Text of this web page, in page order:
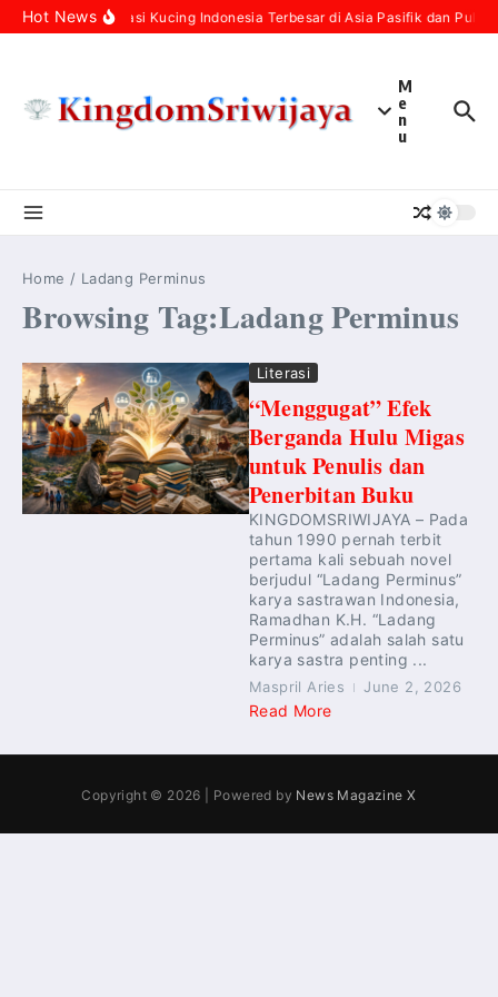
Skip to content
Hot NewsPopulasi Kucing Indonesia Terbesar di Asia Pasifik dan Pulau
M
e
n
u
Home / Ladang Perminus
Browsing Tag:Ladang Perminus
Literasi
“Menggugat” Efek
Berganda Hulu Migas
untuk Penulis dan
Penerbitan Buku
KINGDOMSRIWIJAYA – Pada
tahun 1990 pernah terbit
pertama kali sebuah novel
berjudul “Ladang Perminus”
karya sastrawan Indonesia,
Ramadhan K.H. “Ladang
Perminus” adalah salah satu
karya sastra penting ...
Maspril Aries June 2, 2026
Read More
Copyright © 2026 | Powered by News Magazine X